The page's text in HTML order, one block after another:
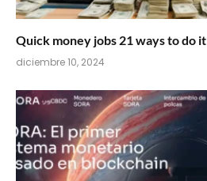
Quick money jobs 21 ways to do it
diciembre 10, 2024